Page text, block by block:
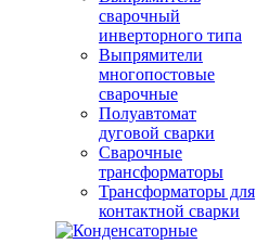
сварочный
инверторного типа
Выпрямители
многопостовые
сварочные
Полуавтомат
дуговой сварки
Сварочные
трансформаторы
Трансформаторы для
контактной сварки